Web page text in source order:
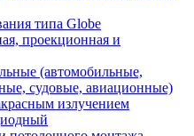
типа Globe
проекционная и
(автомобильные,
судовые, авиационные)
излучением